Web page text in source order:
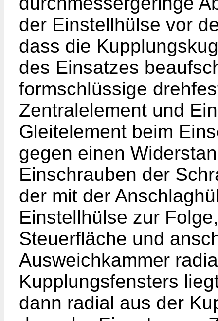
der Einstellhülse vor
dass die
des Einsatzes
formschlüssige
Zentralelement und
Gleitelement beim
gegen einen
Einschrauben der
der mit der
Einstellhülse zur
Steuerfläche und
Ausweichkammer
Kupplungsfensters
dann radial aus der